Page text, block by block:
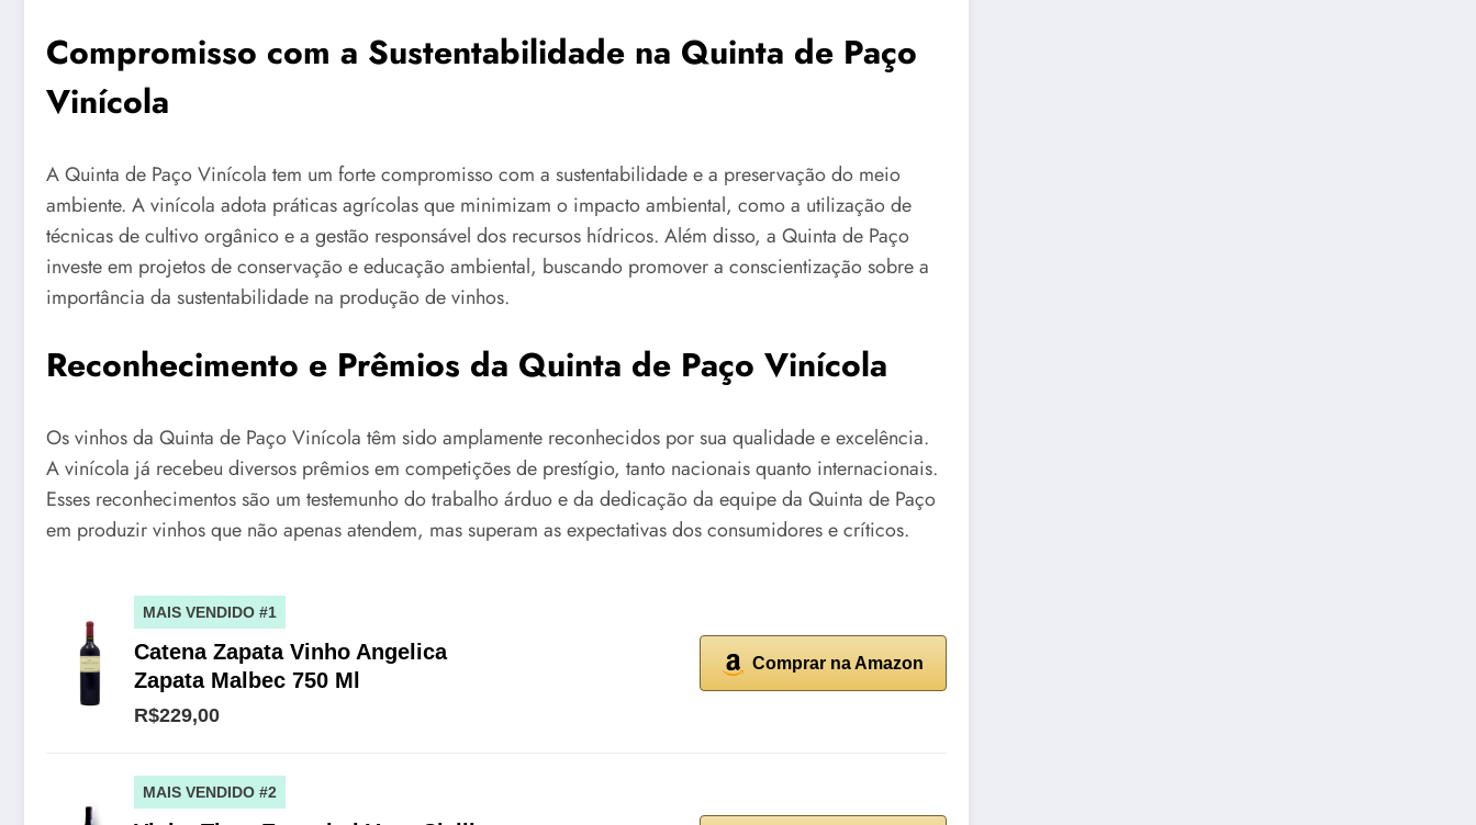
Compromisso com a Sustentabilidade na Quinta de Paço
Vinícola
A Quinta de Paço Vinícola tem um forte compromisso com a sustentabilidade e a preservação do meio
ambiente. A vinícola adota práticas agrícolas que minimizam o impacto ambiental, como a utilização de
técnicas de cultivo orgânico e a gestão responsável dos recursos hídricos. Além disso, a Quinta de Paço
investe em projetos de conservação e educação ambiental, buscando promover a conscientização sobre a
importância da sustentabilidade na produção de vinhos.
Reconhecimento e Prêmios da Quinta de Paço Vinícola
Os vinhos da Quinta de Paço Vinícola têm sido amplamente reconhecidos por sua qualidade e excelência.
A vinícola já recebeu diversos prêmios em competições de prestígio, tanto nacionais quanto internacionais.
Esses reconhecimentos são um testemunho do trabalho árduo e da dedicação da equipe da Quinta de Paço
em produzir vinhos que não apenas atendem, mas superam as expectativas dos consumidores e críticos.
MAIS VENDIDO #1
Catena Zapata Vinho Angelica
Zapata Malbec 750 Ml
R$229,00
Comprar na Amazon
MAIS VENDIDO #2